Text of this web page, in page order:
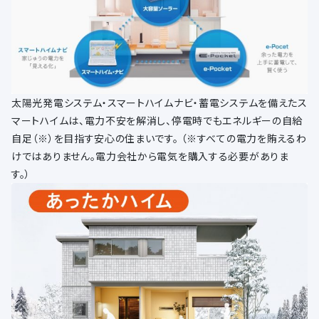
太陽光発電システム・スマートハイムナビ・蓄電システムを備えたス
マートハイムは、電力不安を解消し、停電時でもエネルギーの自給
自足（※）を目指す安心の住まいです。 （※すべての電力を賄えるわ
けではありません。電力会社から電気を購入する必要がありま
す。）